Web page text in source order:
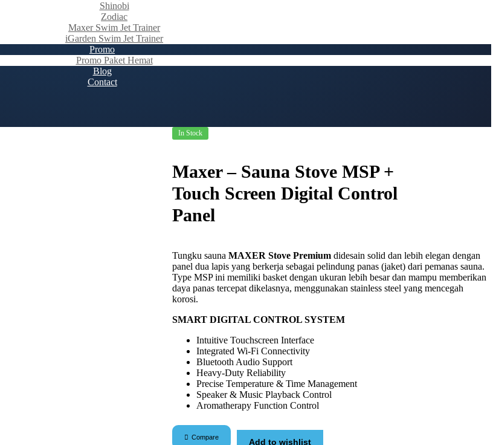
Shinobi
Zodiac
Maxer Swim Jet Trainer
iGarden Swim Jet Trainer
Promo
Promo Paket Hemat
Blog
Contact
In Stock
Maxer – Sauna Stove MSP +
Touch Screen Digital Control
Panel
Tungku saunaMAXER Stove Premium didesain solid dan lebih elegan dengan
panel dua lapis yang berkerja sebagai pelindung panas (jaket) dari pemanas sauna.
Type MSP ini memiliki basket dengan ukuran lebih besar dan mampu memberikan
daya panas tercepat dikelasnya, menggunakan stainless steel yang mencegah
korosi.
SMART DIGITAL CONTROL SYSTEM
Intuitive Touchscreen Interface
Integrated Wi-Fi Connectivity
Bluetooth Audio Support
Heavy-Duty Reliability
Precise Temperature & Time Management
Speaker & Music Playback Control
Aromatherapy Function Control
Compare Add to wishlist